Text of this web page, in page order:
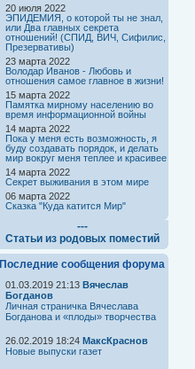
20 июля 2022
ЭПИДЕМИЯ, о которой ты не знал,
или Два главных секрета
отношений! (СПИД, ВИЧ, Сифилис,
Презервативы)
23 марта 2022
Володар Иванов - Любовь и
отношения самое главное в жизни!
15 марта 2022
Памятка мирному населению во
время информационной войны
14 марта 2022
Пока у меня есть возможность, я
буду создавать порядок, и делать
мир вокруг меня теплее и красивее
14 марта 2022
Секрет выживания в этом мире
06 марта 2022
Сказка "Куда катится Мир"
---
Статьи из родовых поместий
Последние сообщения форума
01.03.2019 21:13 Вячеслав
Богданов
Личная страничка Вячеслава
Богданова и «плоды» творчества
26.02.2019 18:24 МаксКраснов
Новые выпуски газет